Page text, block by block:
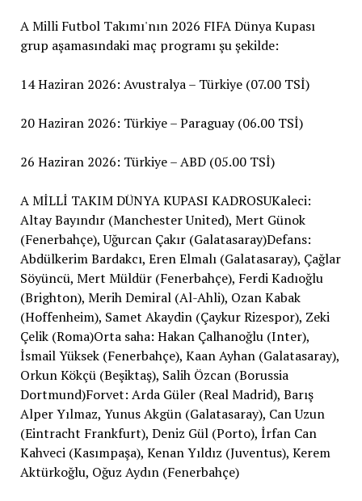
A Milli Futbol Takımı'nın 2026 FIFA Dünya Kupası
grup aşamasındaki maç programı şu şekilde:
14 Haziran 2026: Avustralya – Türkiye (07.00 TSİ)
20 Haziran 2026: Türkiye – Paraguay (06.00 TSİ)
26 Haziran 2026: Türkiye – ABD (05.00 TSİ)
A MİLLİ TAKIM DÜNYA KUPASI KADROSUKaleci:
Altay Bayındır (Manchester United), Mert Günok
(Fenerbahçe), Uğurcan Çakır (Galatasaray)Defans:
Abdülkerim Bardakcı, Eren Elmalı (Galatasaray), Çağlar
Söyüncü, Mert Müldür (Fenerbahçe), Ferdi Kadıoğlu
(Brighton), Merih Demiral (Al-Ahli), Ozan Kabak
(Hoffenheim), Samet Akaydin (Çaykur Rizespor), Zeki
Çelik (Roma)Orta saha: Hakan Çalhanoğlu (Inter),
İsmail Yüksek (Fenerbahçe), Kaan Ayhan (Galatasaray),
Orkun Kökçü (Beşiktaş), Salih Özcan (Borussia
Dortmund)Forvet: Arda Güler (Real Madrid), Barış
Alper Yılmaz, Yunus Akgün (Galatasaray), Can Uzun
(Eintracht Frankfurt), Deniz Gül (Porto), İrfan Can
Kahveci (Kasımpaşa), Kenan Yıldız (Juventus), Kerem
Aktürkoğlu, Oğuz Aydın (Fenerbahçe)